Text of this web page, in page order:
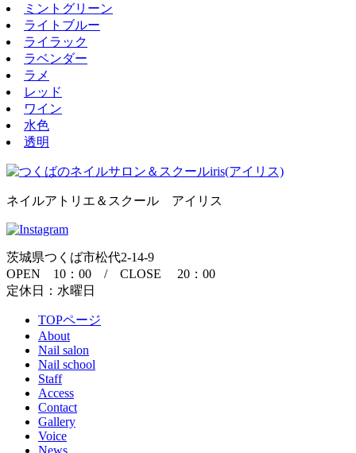
ミントグリーン
ライトブルー
ライラック
ラベンダー
ラメ
レッド
ワイン
水色
透明
ネイルアトリエ＆スクール アイリス
茨城県つくば市松代2-14-9
OPEN 10：00 / CLOSE 20：00
定休日：水曜日
TOPページ
About
Nail salon
Nail school
Staff
Access
Contact
Gallery
Voice
News